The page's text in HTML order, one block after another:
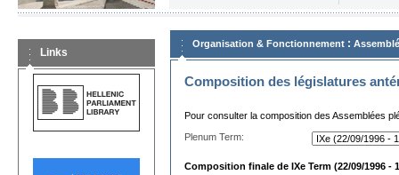
Links
Organisation & Fonctionnement :
Composition des législatures
Pour consulter la composition des Assemblées
Plenum Term:
Composition finale de IXe Term (22/09/1996 -